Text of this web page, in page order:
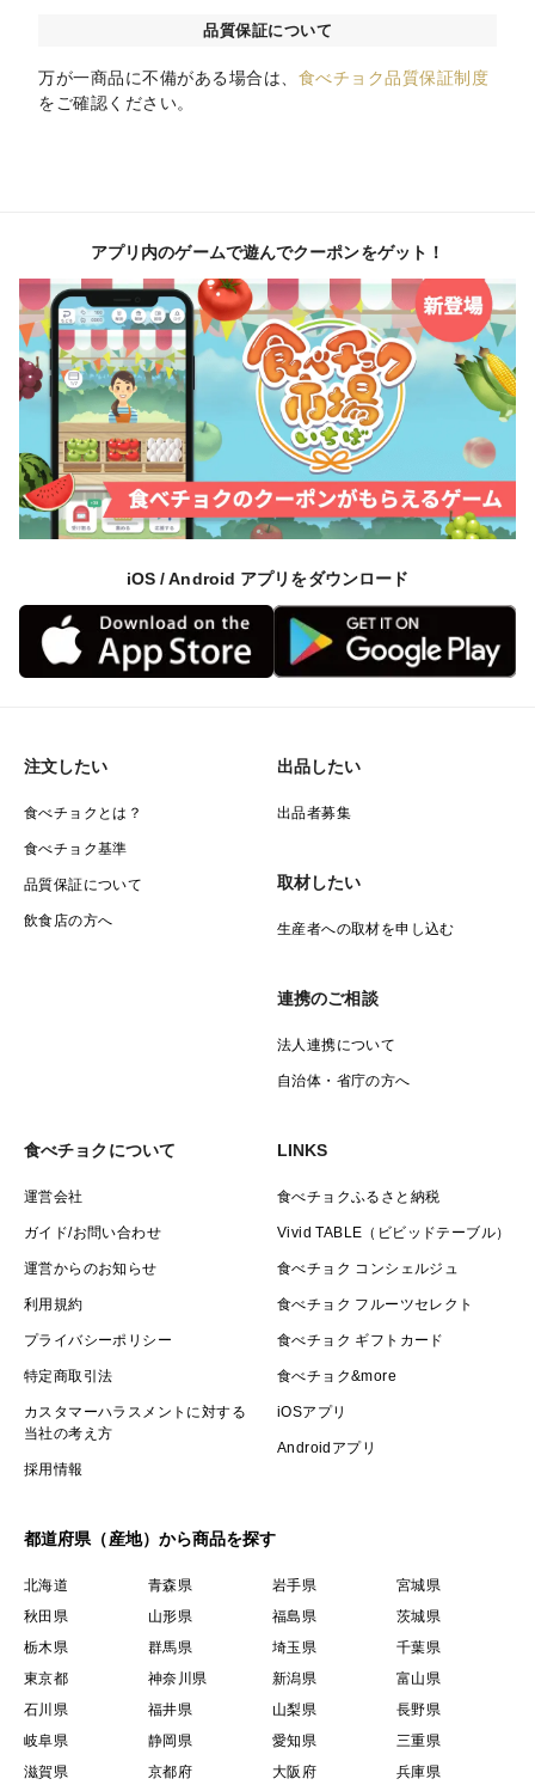
品質保証について
万が一商品に不備がある場合は、 食べチョク品質保証制度
をご確認ください。
アプリ内のゲームで遊んでクーポンをゲット！
iOS / Android アプリをダウンロード
注文したい
食べチョクとは？
食べチョク基準
品質保証について
飲食店の方へ
出品したい
出品者募集
取材したい
生産者への取材を申し込む
連携のご相談
法人連携について
自治体・省庁の方へ
食べチョクについて
運営会社
ガイド/お問い合わせ
運営からのお知らせ
利用規約
プライバシーポリシー
特定商取引法
カスタマーハラスメントに対する
当社の考え方
採用情報
LINKS
食べチョクふるさと納税
Vivid TABLE（ビビッドテーブル）
食べチョク コンシェルジュ
食べチョク フルーツセレクト
食べチョク ギフトカード
食べチョク&more
iOSアプリ
Androidアプリ
都道府県（産地）から商品を探す
北海道 青森県 岩手県
宮城県
秋田県
山形県 福島県
茨城県
栃木県
群馬県 埼玉県
千葉県
東京都
神奈川県 新潟県
富山県
石川県
福井県 山梨県
長野県
岐阜県
静岡県 愛知県
三重県
滋賀県
京都府 大阪府 兵庫県